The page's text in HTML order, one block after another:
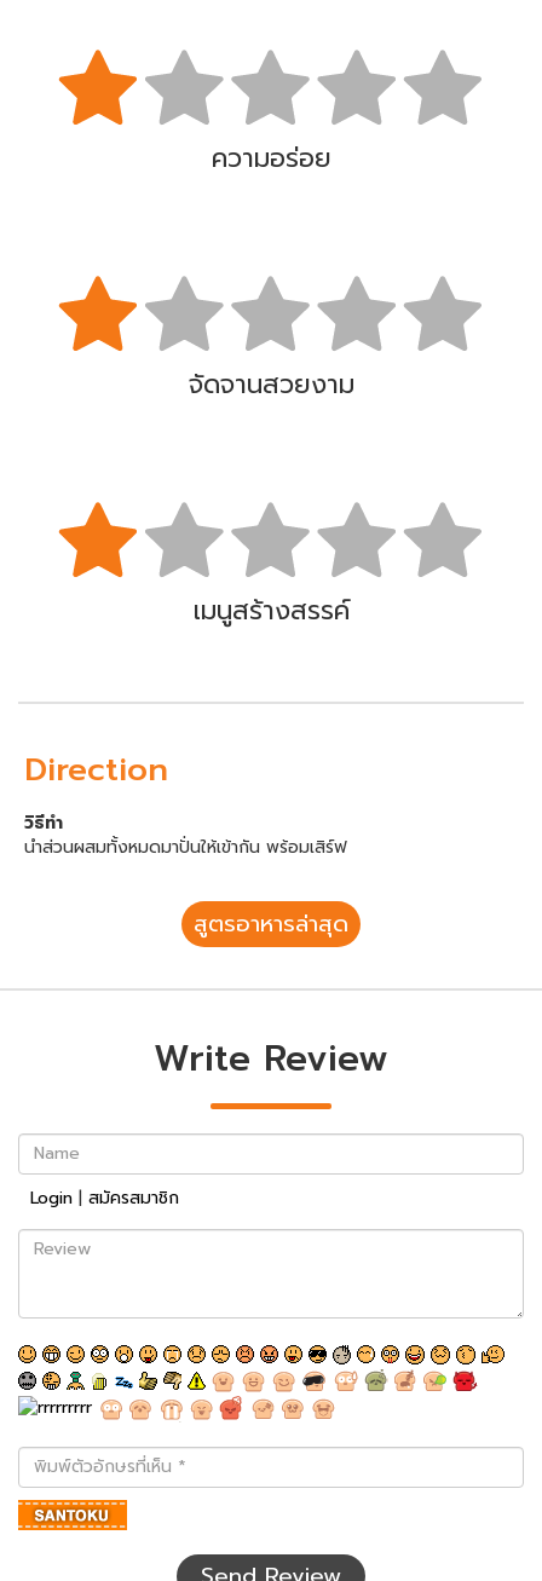
ความอร่อย
จัดจานสวยงาม
เมนูสร้างสรรค์
Direction
วิธีทำ
นำส่วนผสมทั้งหมดมาปั่นให้เข้ากัน พร้อมเสิร์ฟ
สูตรอาหารล่าสุด
Write Review
Name
Login | สมัครสมาชิก
Review
พิมพ์
ตัว
อักษร
ที่